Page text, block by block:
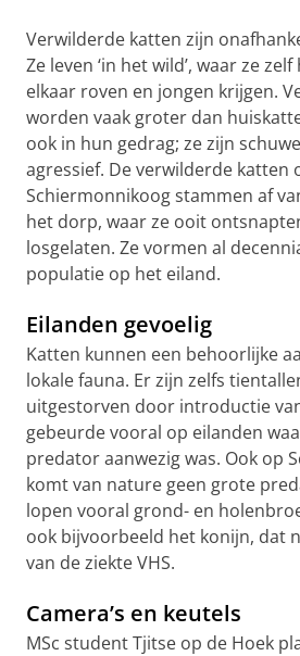
Verwilderde katten zijn
Ze leven ‘in het wild’, waar ze
elkaar roven en jongen krijgen.
worden vaak groter dan
ook in hun gedrag; ze zijn
agressief. De verwilderde katten
Schiermonnikoog stammen af
het dorp, waar ze ooit
losgelaten. Ze vormen al
populatie op het eiland.
Eilanden gevoelig
Katten kunnen een behoorlijke
lokale fauna. Er zijn zelfs
uitgestorven door introductie
gebeurde vooral op eilanden
predator aanwezig was. Ook op
komt van nature geen grote
lopen vooral grond- en
ook bijvoorbeeld het konijn, dat
van de ziekte VHS.
Camera’s en keutels
MSc student Tjitse op de Hoek